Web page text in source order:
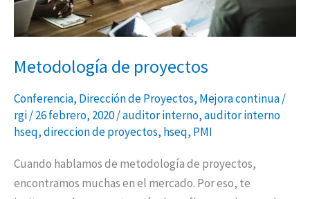
Metodología de proyectos
Conferencia, Dirección de Proyectos, Mejora continua/
rgi/26 febrero, 2020/auditor interno,auditor interno
hseq,direccion de proyectos, hseq, PMI
Cuando hablamos de metodología de proyectos,
encontramos muchas en el mercado. Por eso, te